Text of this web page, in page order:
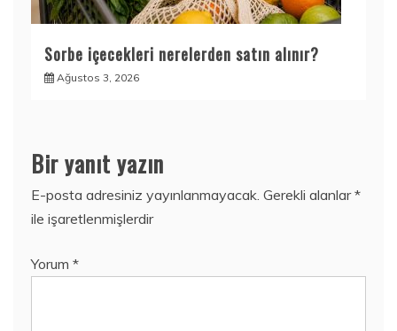
Sorbe içecekleri nerelerden satın alınır?
Ağustos 3, 2026
Bir yanıt yazın
E-posta adresiniz yayınlanmayacak. Gerekli alanlar*
ile işaretlenmişlerdir
Yorum *